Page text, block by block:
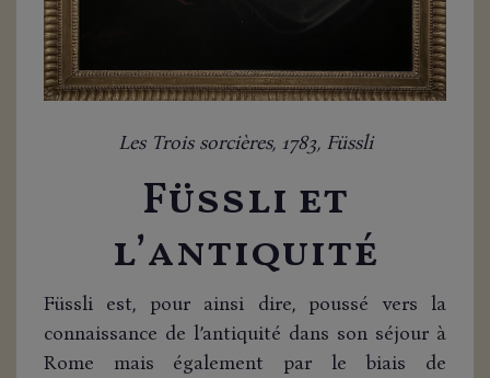
Les Trois sorcières, 1783, Füssli
Füssli et
l’antiquité
Füssli est, pour ainsi dire, poussé vers la
connaissance de l’antiquité dans son séjour à
Rome mais également par le biais de